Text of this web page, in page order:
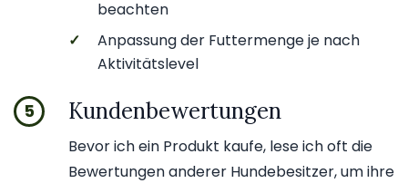
beachten
✓
Anpassung der Futtermenge je nach
Aktivitätslevel
5 Kundenbewertungen
Bevor ich ein Produkt kaufe, lese ich oft die
Bewertungen anderer Hundebesitzer, um ihre